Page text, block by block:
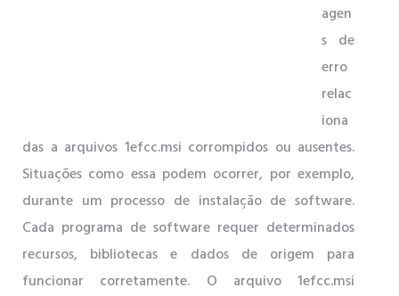
agen
s de
erro
relac
iona
das a arquivos 1efcc.msi corrompidos ou ausentes.
Situações como essa podem ocorrer, por exemplo,
durante um processo de instalação de software.
Cada programa de software requer determinados
recursos, bibliotecas e dados de origem para
funcionar corretamente. O arquivo 1efcc.msi